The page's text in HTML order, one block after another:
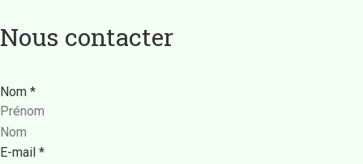
Nous contacter
Nom *
E-mail *